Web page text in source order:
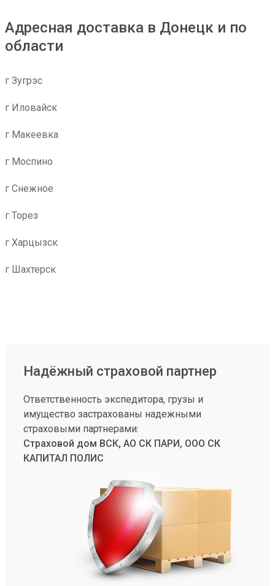
Адресная доставка в Донецк и по
области
г Зугрэс
г Иловайск
г Макеевка
г Моспино
г Снежное
г Торез
г Харцызск
г Шахтерск
Надёжный страховой партнер
Ответственность экспедитора, грузы и
имущество застрахованы надежными
страховыми партнерами:
Страховой дом ВСК, АО СК ПАРИ, ООО СК
КАПИТАЛ ПОЛИС